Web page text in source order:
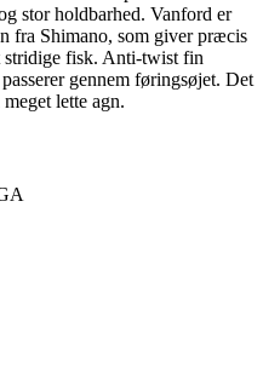
stor holdbarhed. Vanford er
fra Shimano, som giver præcis
stridige fisk. Anti-twist fin
gennem føringsøjet. Det
lette agn.